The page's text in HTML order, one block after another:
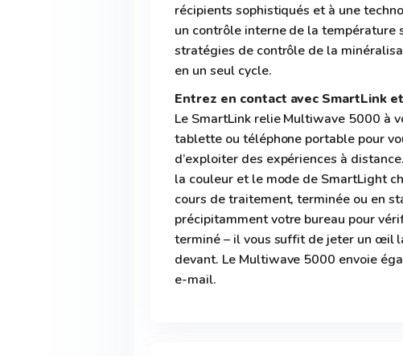
récipients sophistiqués et à une
un contrôle interne de la température
stratégies de contrôle de la
en un seul cycle.
Entrez en contact avec SmartLink
Le SmartLink relie Multiwave 5000 à
tablette ou téléphone portable pour
d’exploiter des expériences à
la couleur et le mode de SmartLight
cours de traitement, terminée ou en
précipitamment votre bureau pour
terminé – il vous suffit de jeter un œil
devant. Le Multiwave 5000 envoie
e-mail.